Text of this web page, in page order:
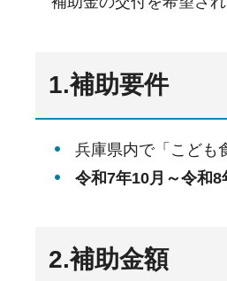
1.補助要件
兵庫県内で「こども
令和7年10月～令和8
2.補助金額